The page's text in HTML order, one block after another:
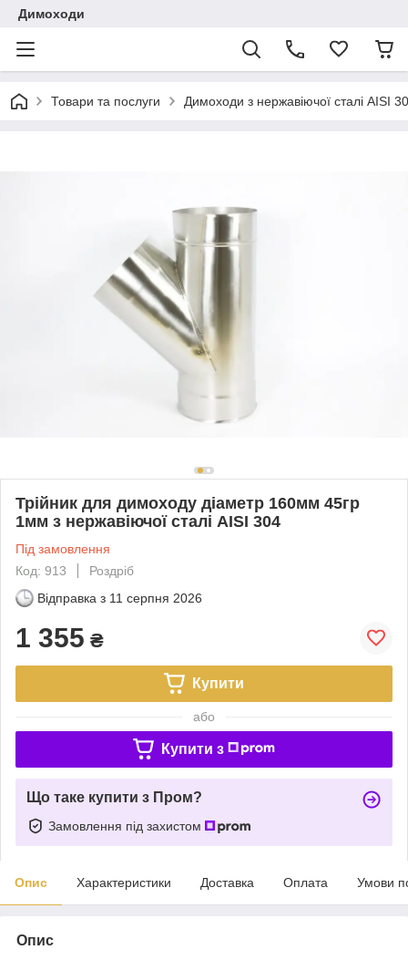
Димоходи
Товари та послуги Димоходи з нержавіючої сталі
Трійник для димоходу діаметр 160мм 45гр
1мм з нержавіючої сталі AISI 304
Під замовлення
Код: 913
Роздріб
Відправка з 11 серпня 2026
1 355 ₴
Купити
або
Купити з
Що таке купити з Пром?
Замовлення під захистом
Опис Характеристики Доставка Оплата Умови
Опис